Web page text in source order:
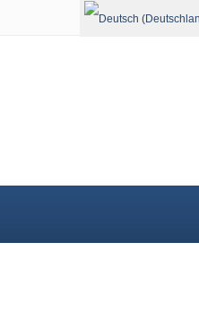
Sprache auswählen